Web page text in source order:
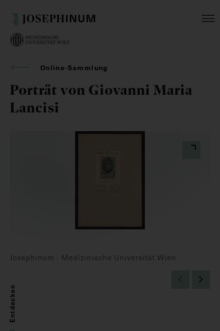
Online-Sammlung
Porträt von Giovanni Maria
Lancisi
Josephinum - Medizinische Universität Wien
Entdecken